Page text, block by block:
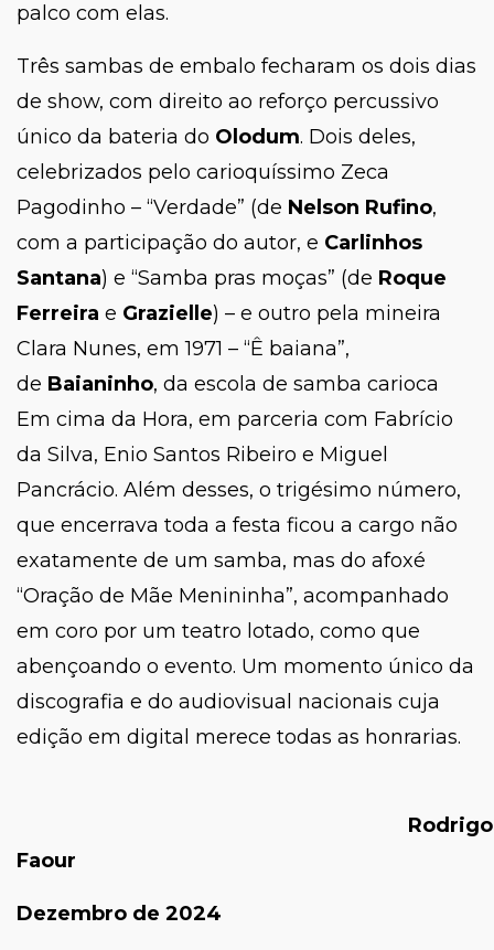
palco com elas.
Três sambas de embalo fecharam os dois dias
de show, com direito ao reforço percussivo
único da bateria do Olodum. Dois deles,
celebrizados pelo carioquíssimo Zeca
Pagodinho – “Verdade” (de Nelson Rufino,
com a participação do autor, e Carlinhos
Santana) e “Samba pras moças” (de Roque
Ferreira e Grazielle) – e outro pela mineira
Clara Nunes, em 1971 – “Ê baiana”,
de Baianinho, da escola de samba carioca
Em cima da Hora, em parceria com Fabrício
da Silva, Enio Santos Ribeiro e Miguel
Pancrácio. Além desses, o trigésimo número,
que encerrava toda a festa ficou a cargo não
exatamente de um samba, mas do afoxé
“Oração de Mãe Menininha”, acompanhado
em coro por um teatro lotado, como que
abençoando o evento. Um momento único da
discografia e do audiovisual nacionais cuja
edição em digital merece todas as honrarias.
Rodrigo
Faour
Dezembro de 2024